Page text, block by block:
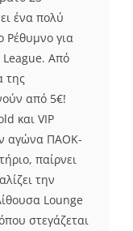
ένα πολύ
Ρέθυμνο για
League. Από
της
από 5€!
και VIP
αγώνα ΠΑΟΚ-
παίρνει
την
Lounge
στεγάζεται